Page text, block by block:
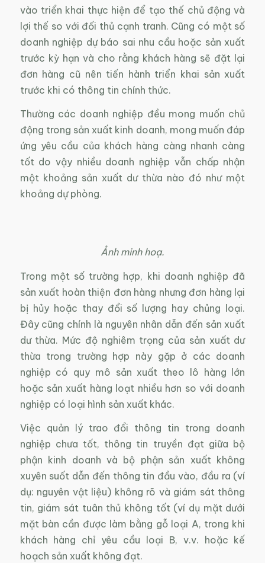
vào triển khai thực hiện để tạo thế chủ động và
lợi thế so với đối thủ cạnh tranh. Cũng có một số
doanh nghiệp dự báo sai nhu cầu hoặc sản xuất
trước kỳ hạn và cho rằng khách hàng sẽ đặt lại
đơn hàng cũ nên tiến hành triển khai sản xuất
trước khi có thông tin chính thức.
Thường các doanh nghiệp đều mong muốn chủ
động trong sản xuất kinh doanh, mong muốn đáp
ứng yêu cầu của khách hàng càng nhanh càng
tốt do vậy nhiều doanh nghiệp vẫn chấp nhận
một khoảng sản xuất dư thừa nào đó như một
khoảng dự phòng.
Ảnh minh hoạ.
Trong một số trường hợp, khi doanh nghiệp đã
sản xuất hoàn thiện đơn hàng nhưng đơn hàng lại
bị hủy hoặc thay đổi số lượng hay chủng loại.
Đây cũng chính là nguyên nhân dẫn đến sản xuất
dư thừa. Mức độ nghiêm trọng của sản xuất dư
thừa trong trường hợp này gặp ở các doanh
nghiệp có quy mô sản xuất theo lô hàng lớn
hoặc sản xuất hàng loạt nhiều hơn so với doanh
nghiệp có loại hình sản xuất khác.
Việc quản lý trao đổi thông tin trong doanh
nghiệp chưa tốt, thông tin truyền đạt giữa bộ
phận kinh doanh và bộ phận sản xuất không
xuyên suốt dẫn đến thông tin đầu vào, đầu ra (ví
dụ: nguyên vật liệu) không rõ và giám sát thông
tin, giám sát tuân thủ không tốt (ví dụ mặt dưới
mặt bàn cần được làm bằng gỗ loại A, trong khi
khách hàng chỉ yêu cầu loại B, v.v. hoặc kế
hoạch sản xuất không đạt.